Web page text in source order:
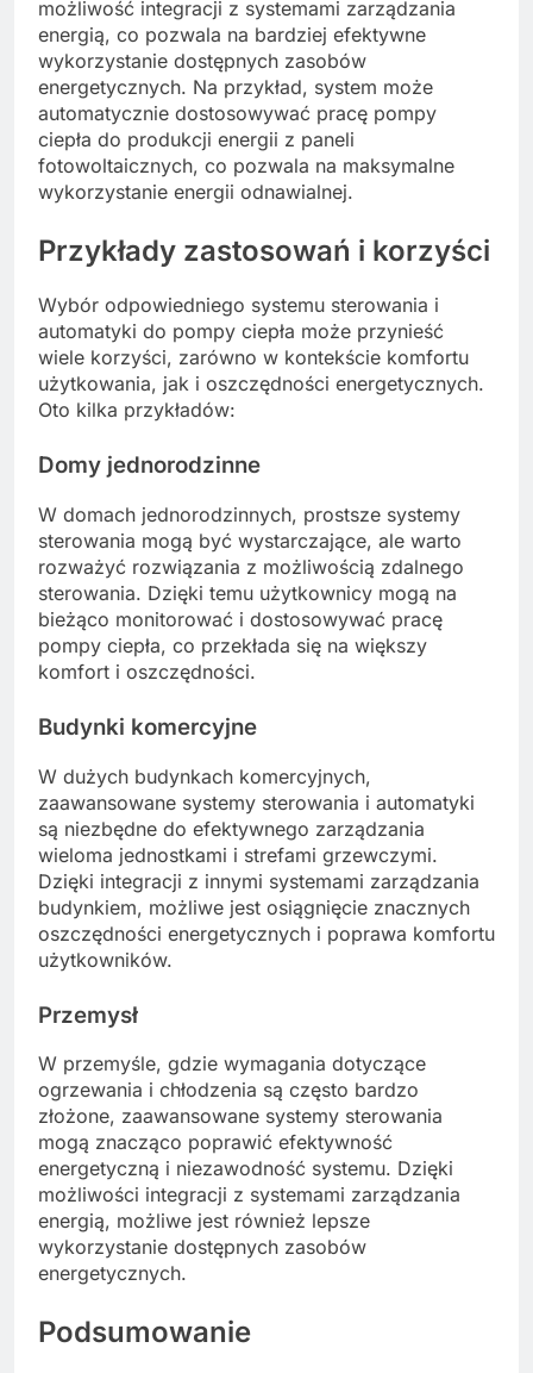
możliwość integracji z systemami zarządzania
energią, co pozwala na bardziej efektywne
wykorzystanie dostępnych zasobów
energetycznych. Na przykład, system może
automatycznie dostosowywać pracę pompy
ciepła do produkcji energii z paneli
fotowoltaicznych, co pozwala na maksymalne
wykorzystanie energii odnawialnej.
Przykłady zastosowań i korzyści
Wybór odpowiedniego systemu sterowania i
automatyki do pompy ciepła może przynieść
wiele korzyści, zarówno w kontekście komfortu
użytkowania, jak i oszczędności energetycznych.
Oto kilka przykładów:
Domy jednorodzinne
W domach jednorodzinnych, prostsze systemy
sterowania mogą być wystarczające, ale warto
rozważyć rozwiązania z możliwością zdalnego
sterowania. Dzięki temu użytkownicy mogą na
bieżąco monitorować i dostosowywać pracę
pompy ciepła, co przekłada się na większy
komfort i oszczędności.
Budynki komercyjne
W dużych budynkach komercyjnych,
zaawansowane systemy sterowania i automatyki
są niezbędne do efektywnego zarządzania
wieloma jednostkami i strefami grzewczymi.
Dzięki integracji z innymi systemami zarządzania
budynkiem, możliwe jest osiągnięcie znacznych
oszczędności energetycznych i poprawa komfortu
użytkowników.
Przemysł
W przemyśle, gdzie wymagania dotyczące
ogrzewania i chłodzenia są często bardzo
złożone, zaawansowane systemy sterowania
mogą znacząco poprawić efektywność
energetyczną i niezawodność systemu. Dzięki
możliwości integracji z systemami zarządzania
energią, możliwe jest również lepsze
wykorzystanie dostępnych zasobów
energetycznych.
Podsumowanie